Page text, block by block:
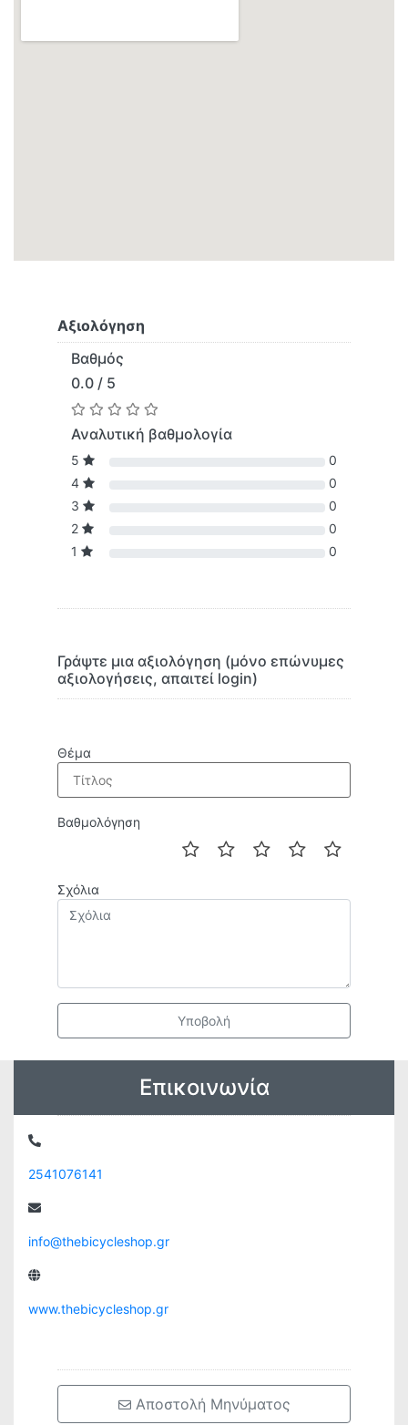
Αξιολόγηση
Βαθμός
0.0 / 5
Αναλυτική βαθμολογία
5
0
4
0
3
0
2
0
1
0
Γράψτε μια αξιολόγηση (μόνο επώνυμες
αξιολογήσεις, απαιτεί login)
Θέμα
Βαθμολόγηση
Σχόλια
Υποβολή
Επικοινωνία
2541076141
info@thebicycleshop.gr
www.thebicycleshop.gr
Αποστολή Μηνύματος